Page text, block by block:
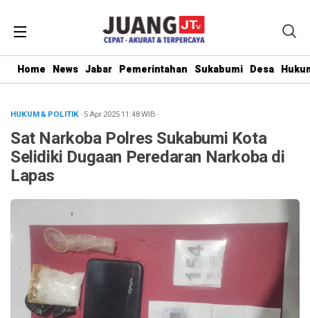
Home News Jabar Pemerintahan Sukabumi Desa
HUKUM & POLITIK· 5 Apr 202511:48WIB ·
Sat Narkoba Polres Sukabumi Kota
Selidiki Dugaan Peredaran Narkoba di
Lapas